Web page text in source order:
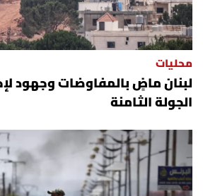
محليات
لبنان ماضٍ بالمفاوضات وجهود
الجولة الثامنة